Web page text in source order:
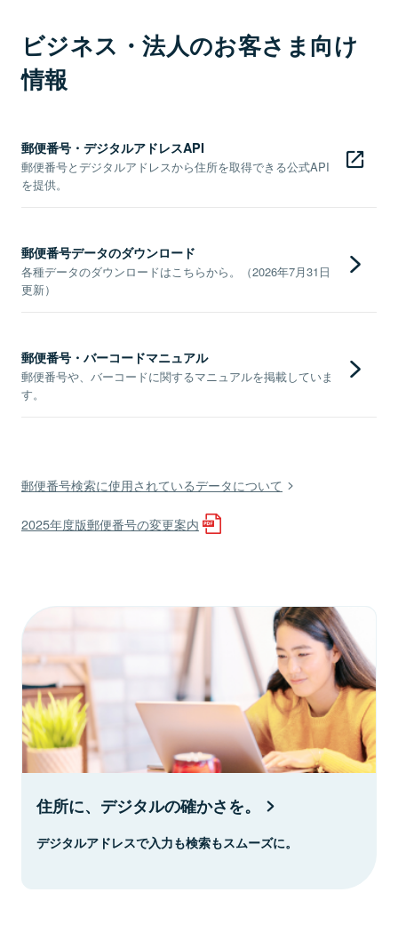
ビジネス・法人のお客さま向け
情報
郵便番号・デジタルアドレスAPI
郵便番号とデジタルアドレスから住所を取得できる公式API
を提供。
郵便番号データのダウンロード
各種データのダウンロードはこちらから。（2026年7月31日
更新）
郵便番号・バーコードマニュアル
郵便番号や、バーコードに関するマニュアルを掲載していま
す。
郵便番号検索に使用されているデータについて
2025年度版郵便番号の変更案内
住所に、デジタルの確かさを。
デジタルアドレスで入力も検索もスムーズに。